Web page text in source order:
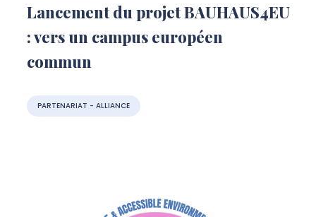
Lancement du projet BAUHAUS4EU
: vers un campus européen
commun
PARTENARIAT - ALLIANCE